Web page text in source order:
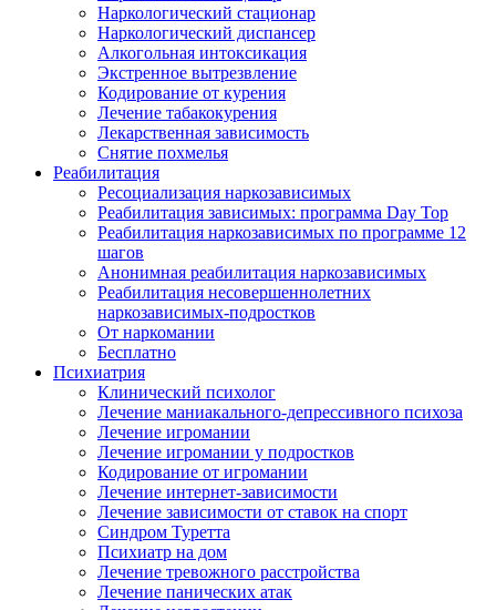
Наркологический стационар
Наркологический диспансер
Алкогольная интоксикация
Экстренное вытрезвление
Кодирование от курения
Лечение табакокурения
Лекарственная зависимость
Снятие похмелья
Реабилитация
Ресоциализация наркозависимых
Реабилитация зависимых: программа Day Top
Реабилитация наркозависимых по программе 12
шагов
Анонимная реабилитация наркозависимых
Реабилитация несовершеннолетних
наркозависимых-подростков
От наркомании
Бесплатно
Психиатрия
Клинический психолог
Лечение маниакального-депрессивного психоза
Лечение игромании
Лечение игромании у подростков
Кодирование от игромании
Лечение интернет-зависимости
Лечение зависимости от ставок на спорт
Синдром Туретта
Психиатр на дом
Лечение тревожного расстройства
Лечение панических атак